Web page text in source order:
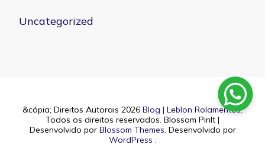
Uncategorized
&cópia; Direitos Autorais 2026 Blog | Leblon Rolamentos.
Todos os direitos reservados. Blossom PinIt |
Desenvolvido por Blossom Themes. Desenvolvido por
WordPress .